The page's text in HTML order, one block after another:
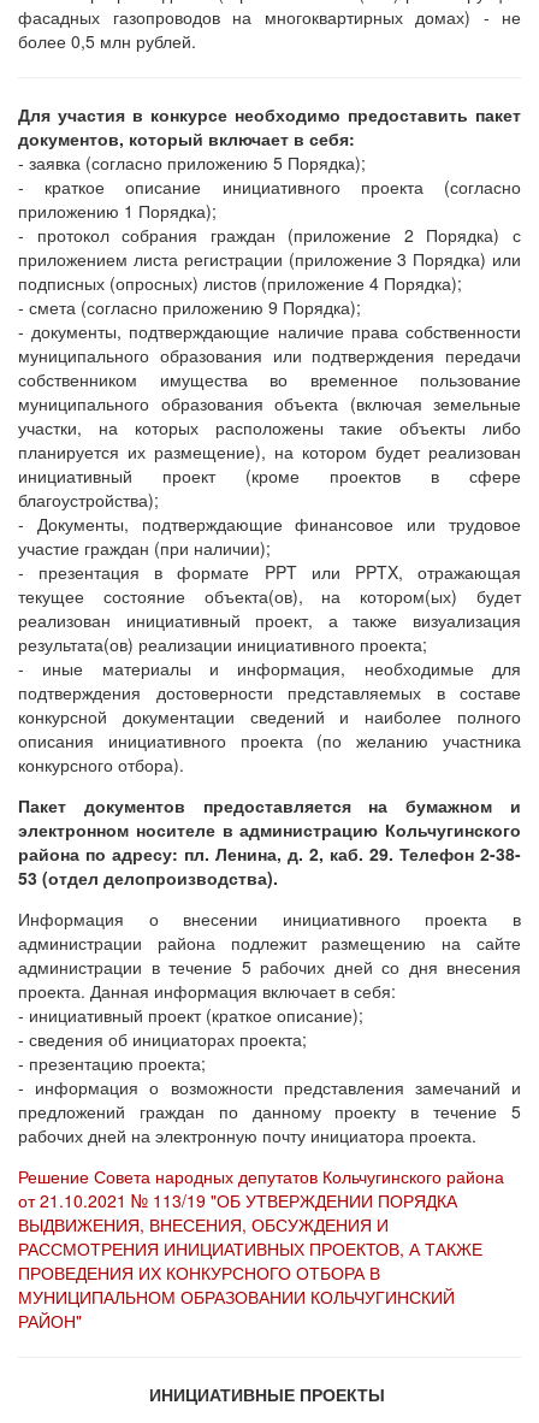
фасадных газопроводов на многоквартирных домах) - не
более 0,5 млн рублей.
Для участия в конкурсе необходимо предоставить пакет
документов, который включает в себя:
- заявка (согласно приложению 5 Порядка);
- краткое описание инициативного проекта (согласно
приложению 1 Порядка);
- протокол собрания граждан (приложение 2 Порядка) с
приложением листа регистрации (приложение 3 Порядка) или
подписных (опросных) листов (приложение 4 Порядка);
- смета (согласно приложению 9 Порядка);
- документы, подтверждающие наличие права собственности
муниципального образования или подтверждения передачи
собственником имущества во временное пользование
муниципального образования объекта (включая земельные
участки, на которых расположены такие объекты либо
планируется их размещение), на котором будет реализован
инициативный проект (кроме проектов в сфере
благоустройства);
- Документы, подтверждающие финансовое или трудовое
участие граждан (при наличии);
- презентация в формате PPT или PPTX, отражающая
текущее состояние объекта(ов), на котором(ых) будет
реализован инициативный проект, а также визуализация
результата(ов) реализации инициативного проекта;
- иные материалы и информация, необходимые для
подтверждения достоверности представляемых в составе
конкурсной документации сведений и наиболее полного
описания инициативного проекта (по желанию участника
конкурсного отбора).
Пакет документов предоставляется на бумажном и
электронном носителе в администрацию Кольчугинского
района по адресу: пл. Ленина, д. 2, каб. 29. Телефон 2-38-
53 (отдел делопроизводства).
Информация о внесении инициативного проекта в
администрации района подлежит размещению на сайте
администрации в течение 5 рабочих дней со дня внесения
проекта. Данная информация включает в себя:
- инициативный проект (краткое описание);
- сведения об инициаторах проекта;
- презентацию проекта;
- информация о возможности представления замечаний и
предложений граждан по данному проекту в течение 5
рабочих дней на электронную почту инициатора проекта.
Решение Совета народных депутатов Кольчугинского района
от 21.10.2021 № 113/19 "ОБ УТВЕРЖДЕНИИ ПОРЯДКА
ВЫДВИЖЕНИЯ, ВНЕСЕНИЯ, ОБСУЖДЕНИЯ И
РАССМОТРЕНИЯ ИНИЦИАТИВНЫХ ПРОЕКТОВ, А ТАКЖЕ
ПРОВЕДЕНИЯ ИХ КОНКУРСНОГО ОТБОРА В
МУНИЦИПАЛЬНОМ ОБРАЗОВАНИИ КОЛЬЧУГИНСКИЙ
РАЙОН"
ИНИЦИАТИВНЫЕ ПРОЕКТЫ